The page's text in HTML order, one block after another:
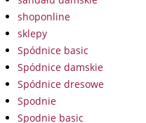
shoponline
sklepy
Spódnice basic
Spódnice damskie
Spódnice dresowe
Spodnie
Spodnie basic